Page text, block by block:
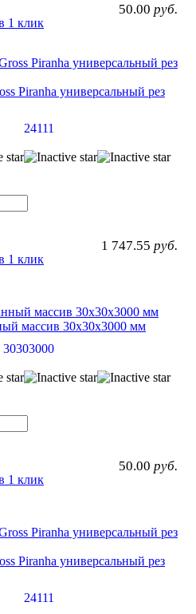
50.00 руб.
1 клик
Piranha универсальный рез
24111
1 747.55 руб.
1 клик
массив 30х30х3000 мм
30303000
50.00 руб.
1 клик
Piranha универсальный рез
24111